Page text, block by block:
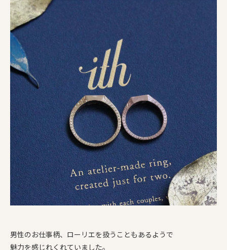
男性のお仕事柄、ローリエを扱うこともあるようで
魅力を感じれくれていました。